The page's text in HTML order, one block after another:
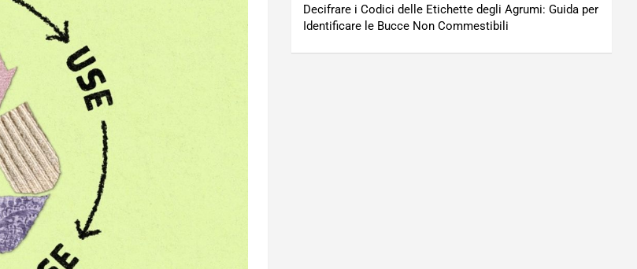
Decifrare i Codici delle Etichette degli Agrumi: Guida per
Identificare le Bucce Non Commestibili